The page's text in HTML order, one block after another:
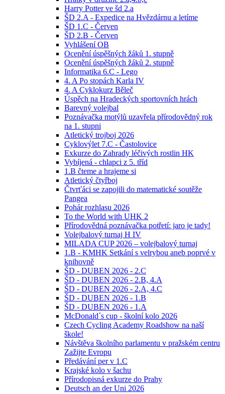
Harry Potter ve šd 2.a
ŠD 2.A - Expedice na Hvězdárnu a letíme
ŠD 1.C - Červen
ŠD 2.B - Červen
Vyhlášení OB
Ocenění úspěšných žáků 1. stupně
Ocenění úspěšných žáků 2. stupně
Informatika 6.C - Lego
4. A Po stopách Karla IV
4. A Cyklokurz Běleč
Úspěch na Hradeckých sportovních hrách
Barevný volejbal
Poznávačka motýlů uzavřela přírodovědný rok
na 1. stupni
Atletický trojboj 2026
Cyklovýlet 7.C - Častolovice
Exkurze do Zahrady léčivých rostlin HK
Vybíjená - chlapci z 5. tříd
1.B čteme a hrajeme si
Atletický čtyřboj
Čtvrťáci se zapojili do matematické soutěže
Pangea
Pohár rozhlasu 2026
To the World with UHK 2
Přírodovědná poznávačka potřetí: jaro je tady!
Volejbalový turnaj H IV
MILADA CUP 2026 – volejbalový turnaj
1.B - KMHK Setkání s velrybou aneb poprvé v
knihovně
ŠD - DUBEN 2026 - 2.C
ŠD - DUBEN 2026 - 2.B, 4.A
ŠD - DUBEN 2026 - 2.A, 4.C
ŠD - DUBEN 2026 - 1.B
ŠD - DUBEN 2026 - 1.A
McDonald´s cup - školní kolo 2026
Czech Cycling Academy Roadshow na naší
škole!
Návštěva školního parlamentu v pražském centru
Zažijte Evropu
Předávání per v 1.C
Krajské kolo v šachu
Přírodopisná exkurze do Prahy
Deutsch an der Uni 2026